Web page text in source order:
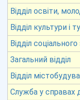
Відділ освіти,
Відділ культури і
Відділ
Загальний відділ
Відділ
Служба у справах